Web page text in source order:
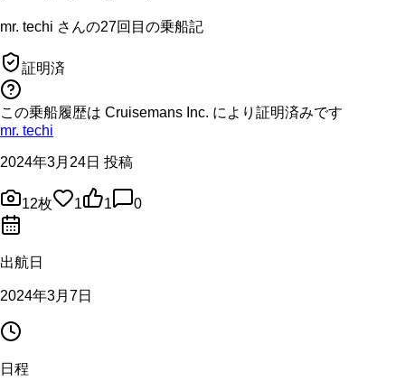
mr. techi さんの27回目の乗船記
証明済
この乗船履歴は Cruisemans Inc. により証明済みです
mr. techi
2024年3月24日 投稿
12枚 1 1 0
出航日
2024年3月7日
日程